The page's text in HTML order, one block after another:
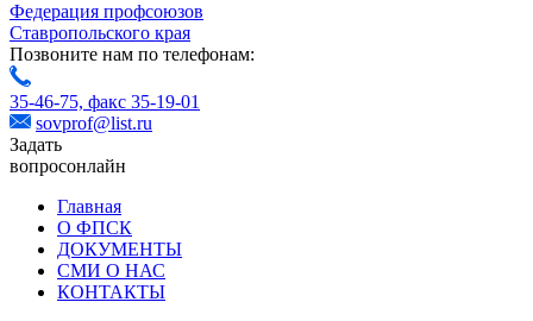
Федерация профсоюзов
Ставропольского края
Позвоните нам по телефонам:
35-46-75, факс 35-19-01
sovprof@list.ru
Задать
вопросонлайн
Главная
О ФПСК
ДОКУМЕНТЫ
СМИ О НАС
КОНТАКТЫ